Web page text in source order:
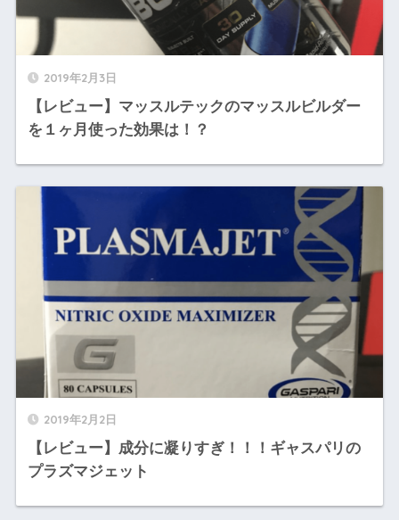
2019年2月3日
【レビュー】マッスルテックのマッスルビルダー
を１ヶ月使った効果は！？
2019年2月2日
【レビュー】成分に凝りすぎ！！！ギャスパリの
プラズマジェット